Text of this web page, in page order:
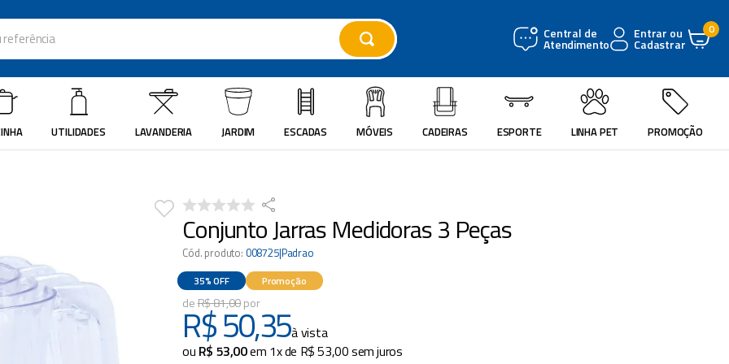
Central de
Atendimento
Entrar ou
Cadastrar
0
UTILIDADES LAVANDERIA JARDIM ESCADAS MÓVEIS CADEIRAS ESPORTE LINHA PET PROMOÇÃO
Conjunto Jarras Medidoras 3 Peças
Cód. produto: 008725|Padrao
Promoção
35%OFF
R$81,00
R$50,35à vista
ou R$ 53,00em 1x de R$53,00sem juros